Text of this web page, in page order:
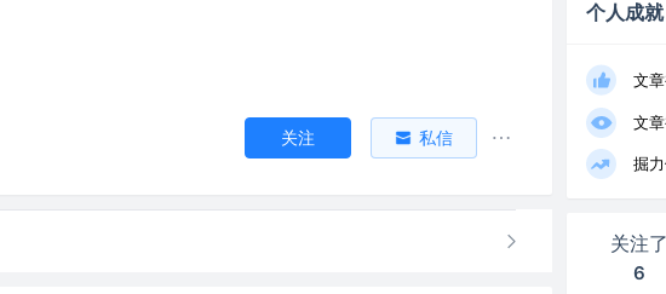
关注 私信
个人成就
文
文
掘
关注了
6